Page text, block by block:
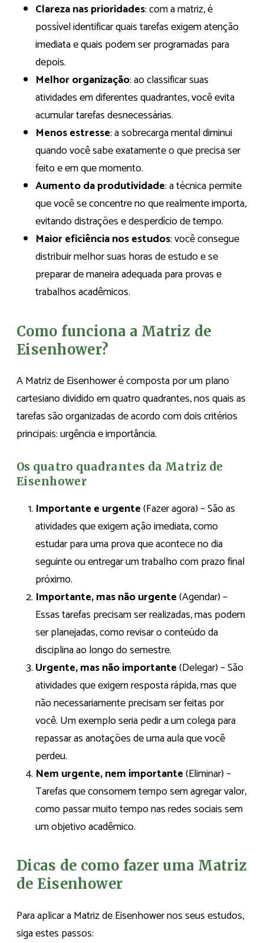
Clareza nas prioridades: com a matriz, é
possível identificar quais tarefas exigem atenção
imediata e quais podem ser programadas para
depois.
Melhor organização: ao classificar suas
atividades em diferentes quadrantes, você evita
acumular tarefas desnecessárias.
Menos estresse: a sobrecarga mental diminui
quando você sabe exatamente o que precisa ser
feito e em que momento.
Aumento da produtividade: a técnica permite
que você se concentre no que realmente importa,
evitando distrações e desperdício de tempo.
Maior eficiência nos estudos: você consegue
distribuir melhor suas horas de estudo e se
preparar de maneira adequada para provas e
trabalhos acadêmicos.
Como funciona a Matriz de
Eisenhower?
A Matriz de Eisenhower é composta por um plano
cartesiano dividido em quatro quadrantes, nos quais as
tarefas são organizadas de acordo com dois critérios
principais: urgência e importância.
Os quatro quadrantes da Matriz de
Eisenhower
Importante e urgente(Fazer agora) – São as
atividades que exigem ação imediata, como
estudar para uma prova que acontece no dia
seguinte ou entregar um trabalho com prazo final
próximo.
Importante, mas não urgente(Agendar) –
Essas tarefas precisam ser realizadas, mas podem
ser planejadas, como revisar o conteúdo da
disciplina ao longo do semestre.
Urgente, mas não importante(Delegar) – São
atividades que exigem resposta rápida, mas que
não necessariamente precisam ser feitas por
você. Um exemplo seria pedir a um colega para
repassar as anotações de uma aula que você
perdeu.
Nem urgente, nem importante(Eliminar) –
Tarefas que consomem tempo sem agregar valor,
como passar muito tempo nas redes sociais sem
um objetivo acadêmico.
Dicas de como fazer uma Matriz
de Eisenhower
Para aplicar a Matriz de Eisenhower nos seus estudos,
siga estes passos: